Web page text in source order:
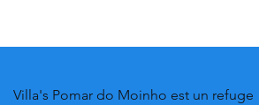
Villa's Pomar do Moinho est un refuge